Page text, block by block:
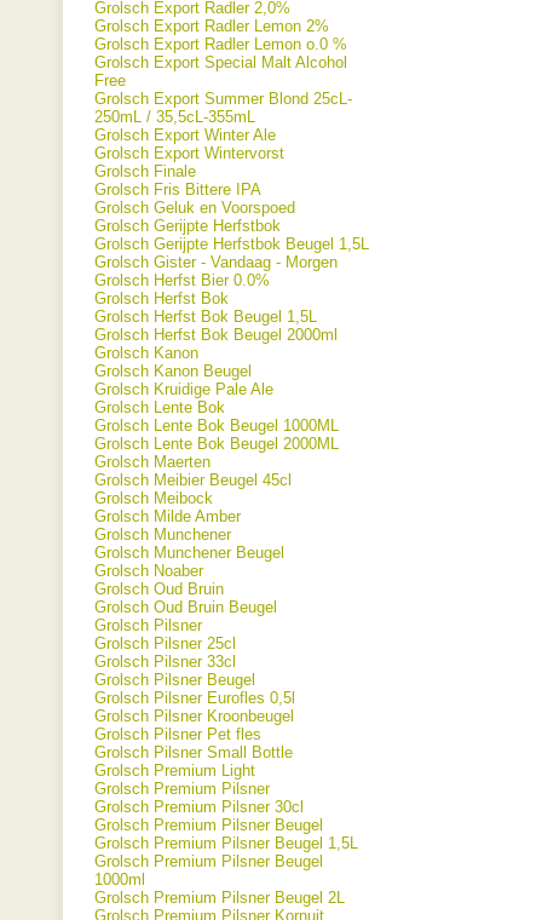
Grolsch Export Radler 2,0%
Grolsch Export Radler Lemon 2%
Grolsch Export Radler Lemon o.0 %
Grolsch Export Special Malt Alcohol
Free
Grolsch Export Summer Blond 25cL-
250mL / 35,5cL-355mL
Grolsch Export Winter Ale
Grolsch Export Wintervorst
Grolsch Finale
Grolsch Fris Bittere IPA
Grolsch Geluk en Voorspoed
Grolsch Gerijpte Herfstbok
Grolsch Gerijpte Herfstbok Beugel 1,5L
Grolsch Gister - Vandaag - Morgen
Grolsch Herfst Bier 0.0%
Grolsch Herfst Bok
Grolsch Herfst Bok Beugel 1,5L
Grolsch Herfst Bok Beugel 2000ml
Grolsch Kanon
Grolsch Kanon Beugel
Grolsch Kruidige Pale Ale
Grolsch Lente Bok
Grolsch Lente Bok Beugel 1000ML
Grolsch Lente Bok Beugel 2000ML
Grolsch Maerten
Grolsch Meibier Beugel 45cl
Grolsch Meibock
Grolsch Milde Amber
Grolsch Munchener
Grolsch Munchener Beugel
Grolsch Noaber
Grolsch Oud Bruin
Grolsch Oud Bruin Beugel
Grolsch Pilsner
Grolsch Pilsner 25cl
Grolsch Pilsner 33cl
Grolsch Pilsner Beugel
Grolsch Pilsner Eurofles 0,5l
Grolsch Pilsner Kroonbeugel
Grolsch Pilsner Pet fles
Grolsch Pilsner Small Bottle
Grolsch Premium Light
Grolsch Premium Pilsner
Grolsch Premium Pilsner 30cl
Grolsch Premium Pilsner Beugel
Grolsch Premium Pilsner Beugel 1,5L
Grolsch Premium Pilsner Beugel
1000ml
Grolsch Premium Pilsner Beugel 2L
Grolsch Premium Pilsner Kornuit